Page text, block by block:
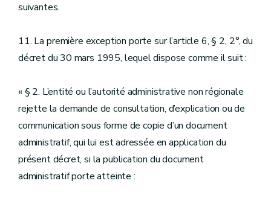
suivantes.
11. La première exception porte sur l’article 6, § 2, 2°, du
décret du 30 mars 1995, lequel dispose comme il suit :
« § 2. L’entité ou l’autorité administrative non régionale
rejette la demande de consultation, d’explication ou de
communication sous forme de copie d’un document
administratif, qui lui est adressée en application du
présent décret, si la publication du document
administratif porte atteinte :